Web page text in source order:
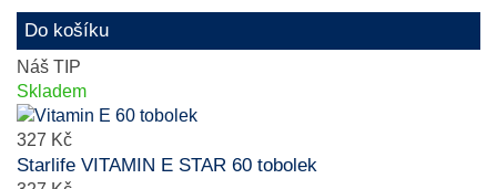
Do košíku
Náš TIP
Skladem
327 Kč
Starlife VITAMIN E STAR 60 tobolek